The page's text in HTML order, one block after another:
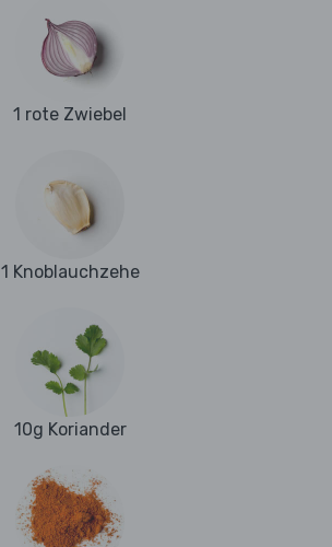
1 rote Zwiebel
1 Knoblauchzehe
10g Koriander